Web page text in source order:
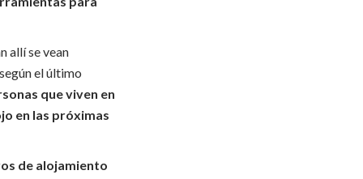
allí se vean
el último
que viven en
en las próximas
de alojamiento